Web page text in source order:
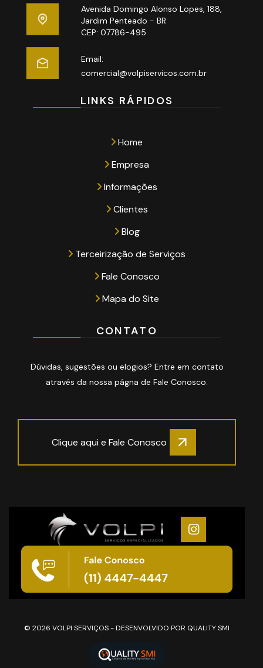
Avenida Domingo Alonso Lopes, 188,
Jardim Penteado - BR
CEP: 07786-495
Email:
comercial@volpiservicos.com.br
LINKS RÁPIDOS
Home
Empresa
Informações
Clientes
Blog
Terceirização de Serviços
Fale Conosco
Mapa do Site
CONTATO
Dúvidas, sugestões ou elogios? Entre em contato
através da nossa págna de Fale Conosco.
Clique aqui e Fale Conosco
© 2026 VOLPI SERVIÇOS - DESENVOLVIDO POR QUALITY SMI